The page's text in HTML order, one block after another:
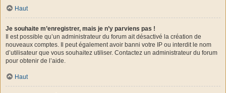
Haut
Je souhaite m’enregistrer, mais je n’y parviens pas !
Il est possible qu’un administrateur du forum ait désactivé la création de
nouveaux comptes. Il peut également avoir banni votre IP ou interdit le nom
d’utilisateur que vous souhaitez utiliser. Contactez un administrateur du forum
pour obtenir de l’aide.
Haut